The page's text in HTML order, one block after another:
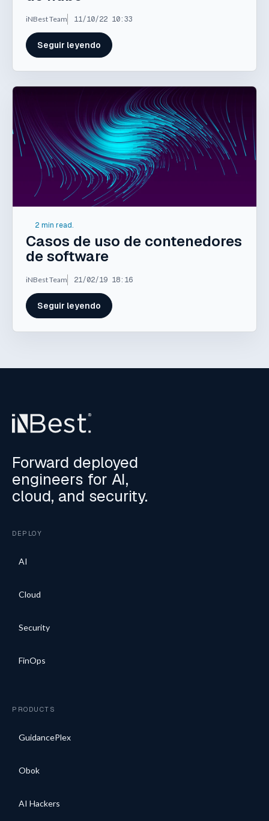
iNBest Team 11/10/22 10:33
Seguir leyendo
2 min read.
Casos de uso de contenedores
de software
iNBest Team 21/02/19 18:16
Seguir leyendo
Forward deployed
engineers for AI,
cloud, and security.
DEPLOY
AI
Cloud
Security
FinOps
PRODUCTS
GuidancePlex
Obok
AI Hackers